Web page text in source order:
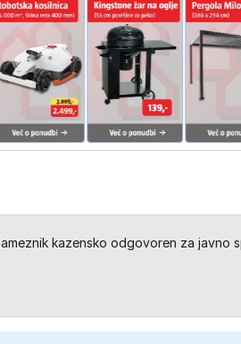
kazensko odgovoren za javno